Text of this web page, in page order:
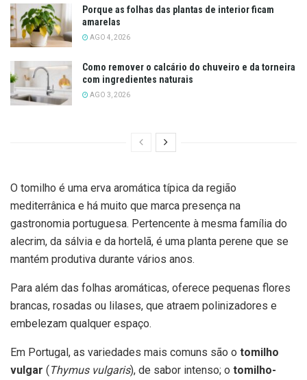
Porque as folhas das plantas de interior ficam
amarelas
AGO 4, 2026
Como remover o calcário do chuveiro e da torneira
com ingredientes naturais
AGO 3, 2026
O tomilho é uma erva aromática típica da região
mediterrânica e há muito que marca presença na
gastronomia portuguesa. Pertencente à mesma família do
alecrim, da sálvia e da hortelã, é uma planta perene que se
mantém produtiva durante vários anos.
Para além das folhas aromáticas, oferece pequenas flores
brancas, rosadas ou lilases, que atraem polinizadores e
embelezam qualquer espaço.
Em Portugal, as variedades mais comuns são o tomilho
vulgar (Thymus vulgaris), de sabor intenso; o tomilho-